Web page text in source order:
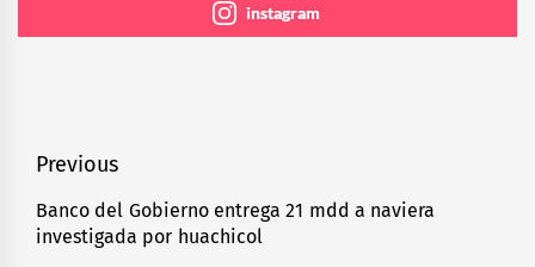
instagram
Navegación
de
entradas
Previous
Previous
post:
Banco del Gobierno entrega 21 mdd a naviera
investigada por huachicol